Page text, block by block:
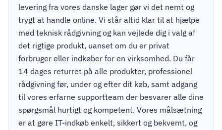
levering fra vores danske lager gør vi det nemt og
trygt at handle online. Vi står altid klar til at hjælpe
med teknisk rådgivning og kan vejlede dig i valg af
det rigtige produkt, uanset om du er privat
forbruger eller indkøber for en virksomhed. Du får
14 dages returret på alle produkter, professionel
rådgivning før, under og efter dit køb, samt adgang
til vores erfarne supportteam der besvarer alle dine
spørgsmål hurtigt og kompetent. Vores målsætning
er at gøre IT-indkøb enkelt, sikkert og bekvemt, og